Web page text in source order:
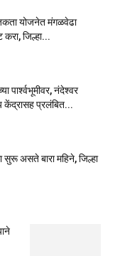
योजनेत मंगळवेढा
करा, जिल्हा...
पार्श्वभूमीवर, नंदेश्वर
केंद्रासह प्रलंबित...
सुरू असते बारा महिने, जिल्हा